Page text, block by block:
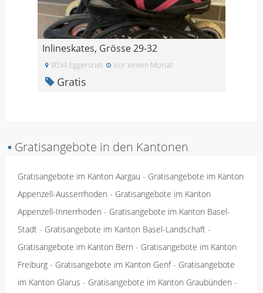
Inlineskates, Grösse 29-32
9034 Eggersriet Vor einem Monat
Gratis
▪ Gratisangebote in den Kantonen
Gratisangebote im Kanton Aargau - Gratisangebote im Kanton
Appenzell-Ausserrhoden - Gratisangebote im Kanton
Appenzell-Innerrhoden - Gratisangebote im Kanton Basel-
Stadt - Gratisangebote im Kanton Basel-Landschaft -
Gratisangebote im Kanton Bern - Gratisangebote im Kanton
Freiburg - Gratisangebote im Kanton Genf- Gratisangebote
im Kanton Glarus - Gratisangebote im Kanton Graubünden -